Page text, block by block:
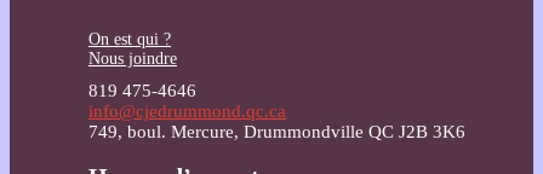
On est qui ?
Nous joindre
819 475-4646
info@cjedrummond.qc.ca
749, boul. Mercure, Drummondville QC J2B 3K6